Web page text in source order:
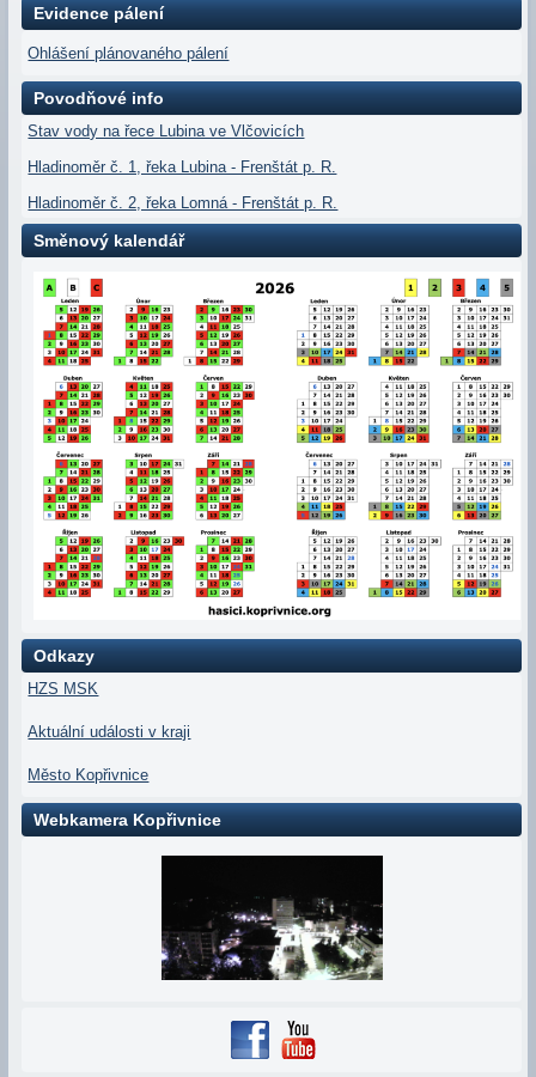
Evidence pálení
Ohlášení plánovaného pálení
Povodňové info
Stav vody na řece Lubina ve Vlčovicích
Hladinoměr č. 1, řeka Lubina - Frenštát p. R.
Hladinoměr č. 2, řeka Lomná - Frenštát p. R.
Směnový kalendář
Odkazy
HZS MSK
Aktuální události v kraji
Město Kopřivnice
Webkamera Kopřivnice